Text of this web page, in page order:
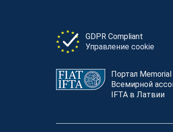
GDPR Compliant
Управление cookie
Портал
Всемирной
IFTA в Латвии